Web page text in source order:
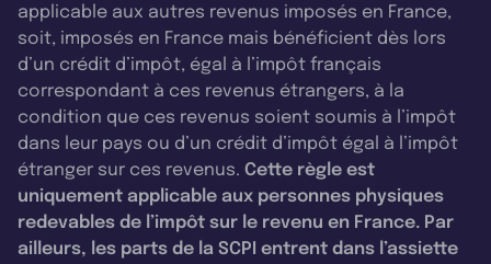
applicable aux autres revenus imposés en France,
soit, imposés en France mais bénéficient dès lors
d’un crédit d’impôt, égal à l’impôt français
correspondant à ces revenus étrangers, à la
condition que ces revenus soient soumis à l’impôt
dans leur pays ou d’un crédit d’impôt égal à l’impôt
étranger sur ces revenus. Cette règle est
uniquement applicable aux personnes physiques
redevables de l’impôt sur le revenu en France. Par
ailleurs, les parts de la SCPI entrent dans l’assiette